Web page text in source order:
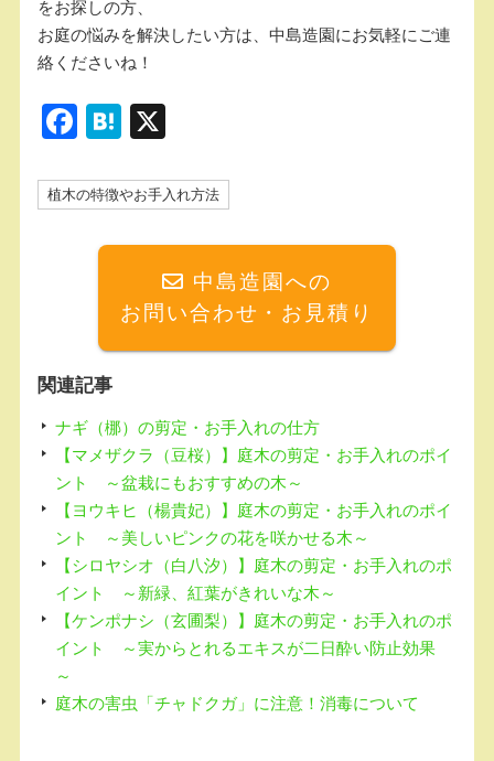
をお探しの方、
お庭の悩みを解決したい方は、中島造園にお気軽にご連
絡くださいね！
F
c
k
H
e
植木の特徴やお手入れ方法
中島造園への
お問い合わせ・お見積り
関連記事
ナギ（梛）の剪定・お手入れの仕方
【マメザクラ（豆桜）】庭木の剪定・お手入れのポイ
ント ～盆栽にもおすすめの木～
【ヨウキヒ（楊貴妃）】庭木の剪定・お手入れのポイ
ント ～美しいピンクの花を咲かせる木～
【シロヤシオ（白八汐）】庭木の剪定・お手入れのポ
イント ～新緑、紅葉がきれいな木～
【ケンポナシ（玄圃梨）】庭木の剪定・お手入れのポ
イント ～実からとれるエキスが二日酔い防止効果
～
庭木の害虫「チャドクガ」に注意！消毒について